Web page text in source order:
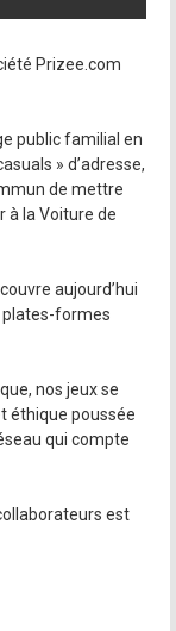
Prizee.com
public familial en
» d’adresse,
de mettre
à la Voiture de
aujourd’hui
plates-formes
nos jeux se
éthique poussée
qui compte
est